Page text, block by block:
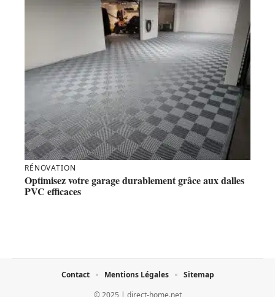
RÉNOVATION
Optimisez votre garage durablement grâce aux dalles
PVC efficaces
© 2025 | direct-home.net
Contact Mentions Légales Sitemap